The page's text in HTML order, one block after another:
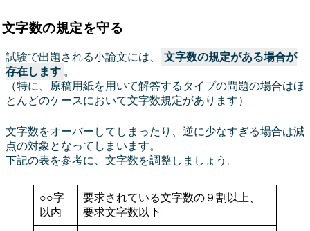
文字数の規定を守る
試験で出題される小論文には、
文字数の規定がある場合が
存在します 。
（特に、原稿用紙を用いて解答するタイプの問題の場合はほ
とんどのケースにおいて文字数規定があります）
文字数をオーバーしてしまったり、逆に少なすぎる場合は減
点の対象となってしまいます。
下記の表を参考に、文字数を調整しましょう。
○○字
以内
要求されている文字数の９割以上、
要求文字数以下